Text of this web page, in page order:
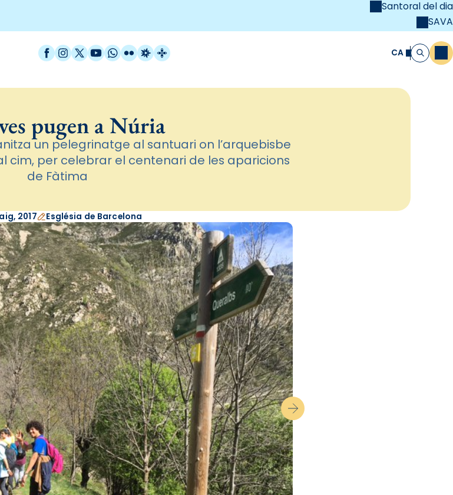
Santoral del dia
SAVA
Facebook
Instagram
X / Twitter
YouTube
WhatsApp
FlickrRadio Estel
Catalunya Cristiana CA Cerca
pugen a Núria
un pelegrinatge al santuari on l’arquebisbe
cim, per celebrar el centenari de les aparicions
de Fàtima
2017 Església de Barcelona